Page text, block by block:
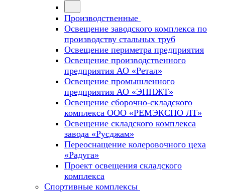
Производственные
Освещение заводского комплекса по
производству стальных труб
Освещение периметра предприятия
Освещение производственного
предприятия АО «Ретал»
Освещение промышленного
предприятия АО «ЭППЖТ»
Освещение сборочно-складского
комплекса ООО «РЕМЭКСПО ЛТ»
Освещение складского комплекса
завода «Русджам»
Переоснащение колеровочного цеха
«Радуга»
Проект освещения складского
комплекса
Спортивные комплексы